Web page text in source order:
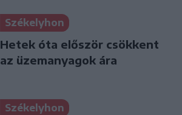
Székelyhon
Hetek óta először csökkent
az üzemanyagok ára
Székelyhon